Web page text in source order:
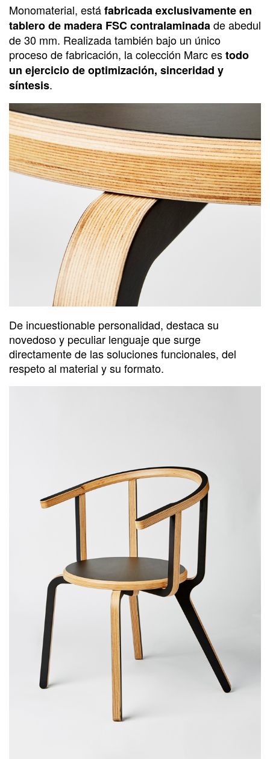
Monomaterial, estáfabricada exclusivamente en
tablero de madera FSC contralaminadade abedul
de 30 mm. Realizada también bajo un único
proceso de fabricación, la colección Marc estodo
un ejercicio de optimización, sinceridad y
síntesis.
De incuestionable personalidad, destaca su
novedoso y peculiar lenguaje que surge
directamente de las soluciones funcionales, del
respeto al material y su formato.